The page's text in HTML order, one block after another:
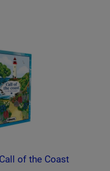
of the Coast